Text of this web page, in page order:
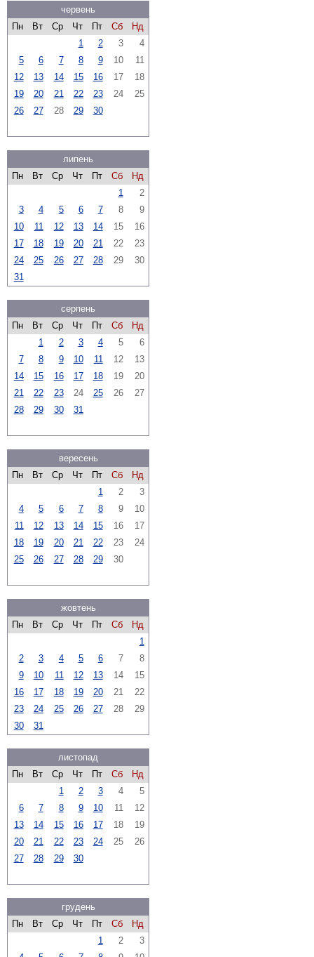
червень
Пн
Вт Ср Чт Пт Сб
Нд
1
2 3
4
5
6 7 8 9 10
11
12
13 14 15 16 17
18
19
20 21 22 23 24
25
26
27 28 29 30
липень
Пн
Вт Ср Чт Пт Сб
Нд
1
2
3
4 5 6 7 8
9
10
11 12 13 14 15
16
17
18 19 20 21 22
23
24
25 26 27 28 29
30
31
серпень
Пн
Вт Ср Чт Пт Сб
Нд
1
2 3 4 5
6
7
8 9 10 11 12
13
14
15 16 17 18 19
20
21
22 23 24 25 26
27
28
29 30 31
вересень
Пн
Вт Ср Чт Пт Сб
Нд
1
2
3
4
5 6 7 8 9
10
11
12 13 14 15 16
17
18
19 20 21 22 23
24
25
26 27 28 29 30
жовтень
Пн
Вт Ср Чт Пт Сб
Нд
1
2
3 4 5 6 7
8
9
10 11 12 13 14
15
16
17 18 19 20 21
22
23
24 25 26 27 28
29
30
31
листопад
Пн
Вт Ср Чт Пт Сб
Нд
1
2 3 4
5
6
7 8 9 10 11
12
13
14 15 16 17 18
19
20
21 22 23 24 25
26
27
28 29 30
грудень
Пн
Вт Ср Чт Пт Сб
Нд
1
2
3